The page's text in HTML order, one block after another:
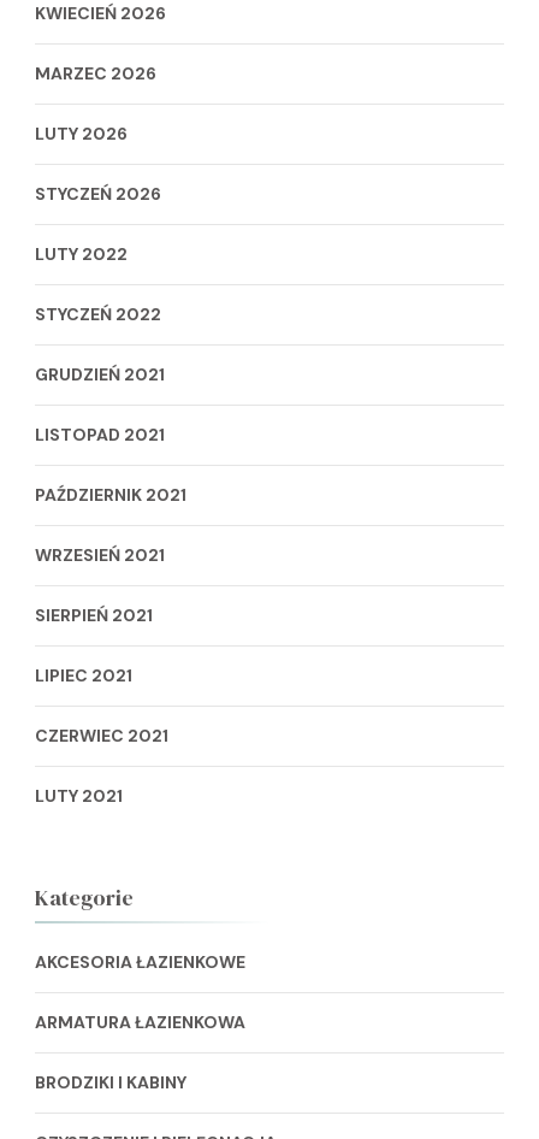
KWIECIEŃ 2026
MARZEC 2026
LUTY 2026
STYCZEŃ 2026
LUTY 2022
STYCZEŃ 2022
GRUDZIEŃ 2021
LISTOPAD 2021
PAŹDZIERNIK 2021
WRZESIEŃ 2021
SIERPIEŃ 2021
LIPIEC 2021
CZERWIEC 2021
LUTY 2021
Kategorie
AKCESORIA ŁAZIENKOWE
ARMATURA ŁAZIENKOWA
BRODZIKI I KABINY